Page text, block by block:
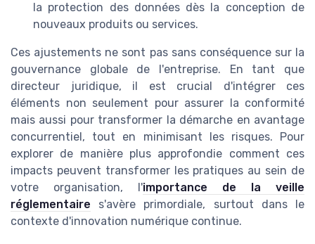
la protection des données dès la conception de
nouveaux produits ou services.
Ces ajustements ne sont pas sans conséquence sur la
gouvernance globale de l'entreprise. En tant que
directeur juridique, il est crucial d'intégrer ces
éléments non seulement pour assurer la conformité
mais aussi pour transformer la démarche en avantage
concurrentiel, tout en minimisant les risques. Pour
explorer de manière plus approfondie comment ces
impacts peuvent transformer les pratiques au sein de
votre organisation, l'importance de la veille
réglementaire s'avère primordiale, surtout dans le
contexte d'innovation numérique continue.